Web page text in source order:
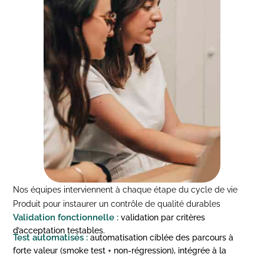
Nos équipes interviennent à chaque étape du cycle de vie
Produit pour instaurer un contrôle de qualité durables
Validation fonctionnelle : validation par critères
d’acceptation testables.
Test automatisés : automatisation ciblée des parcours à
forte valeur (smoke test + non-régression), intégrée à la